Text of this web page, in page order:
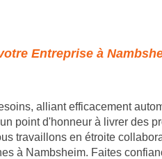
Entreprise à
alliant efficacement
point d'honneur à livrer des
travaillons en étroite
à Nambsheim. Faites